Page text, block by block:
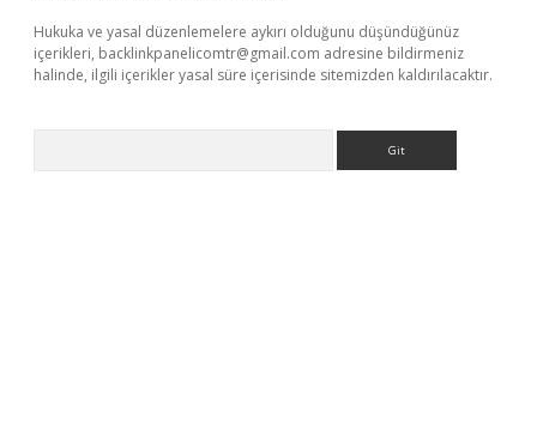
Hukuka ve yasal düzenlemelere aykırı olduğunu düşündüğünüz
içerikleri, backlinkpanelicomtr@gmail.com adresine bildirmeniz
halinde, ilgili içerikler yasal süre içerisinde sitemizden kaldırılacaktır.